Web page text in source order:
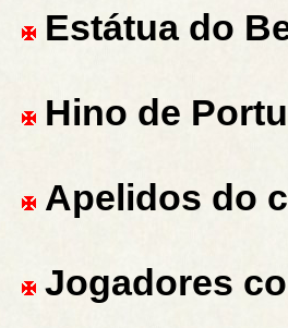
Estátua do
Hino de
Apelidos do
Jogadores